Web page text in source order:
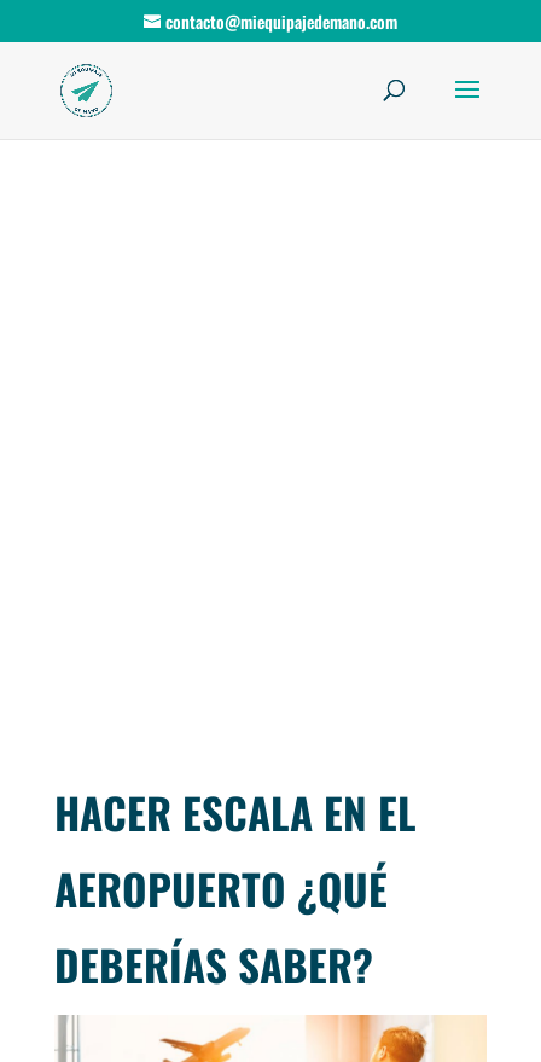
contacto@miequipajedemano.com
HACER ESCALA EN EL
AEROPUERTO ¿QUÉ
DEBERÍAS SABER?